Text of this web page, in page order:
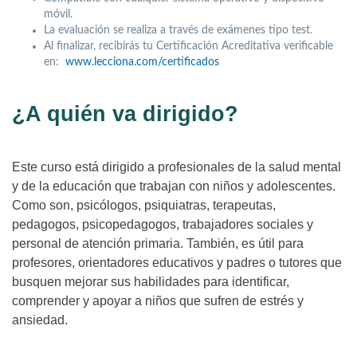
móvil.
La evaluación se realiza a través de exámenes tipo test.
Al finalizar, recibirás tu Certificación Acreditativa verificable
en: www.lecciona.com/certificados
¿A quién va dirigido?
Este curso está dirigido a profesionales de la salud mental
y de la educación que trabajan con niños y adolescentes.
Como son, psicólogos, psiquiatras, terapeutas,
pedagogos, psicopedagogos, trabajadores sociales y
personal de atención primaria. También, es útil para
profesores, orientadores educativos y padres o tutores que
busquen mejorar sus habilidades para identificar,
comprender y apoyar a niños que sufren de estrés y
ansiedad.